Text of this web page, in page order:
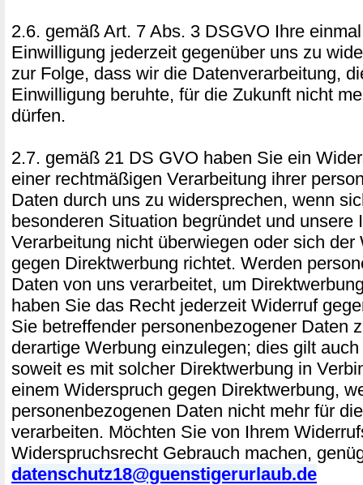
2.6. gemäß Art. 7 Abs. 3 DSGVO Ihre
Einwilligung jederzeit gegenüber uns zu
zur Folge, dass wir die Datenverarbeitung,
Einwilligung beruhte, für die Zukunft nicht
dürfen.
2.7. gemäß 21 DS GVO haben Sie ein
einer rechtmäßigen Verarbeitung ihrer
Daten durch uns zu widersprechen, wenn
besonderen Situation begründet und unsere
Verarbeitung nicht überwiegen oder sich der
gegen Direktwerbung richtet. Werden
Daten von uns verarbeitet, um
haben Sie das Recht jederzeit Widerruf
Sie betreffender personenbezogener Daten
derartige Werbung einzulegen; dies gilt
soweit es mit solcher Direktwerbung in
einem Widerspruch gegen Direktwerbung,
personenbezogenen Daten nicht mehr für
verarbeiten. Möchten Sie von Ihrem
Widerspruchsrecht Gebrauch machen,
datenschutz18@guenstigerurlaub.de